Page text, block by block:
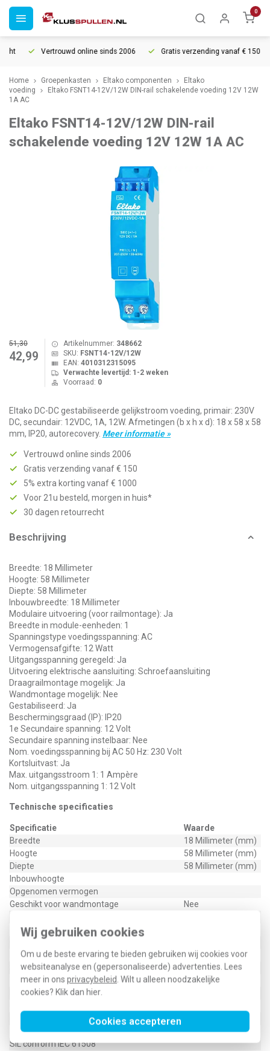
Wij gebruiken cookies
Om u de beste ervaring te bieden gebruiken wij cookies voor
websiteanalyse en (gepersonaliseerde) advertenties. Lees
meer in ons privacybeleid. Wilt u alleen noodzakelijke
cookies? Klik dan hier.
Cookies accepteren
0
Vertrouwd online sinds 2006 Gratis verzending vanaf € 150
Home Groepenkasten Eltako componenten
Eltako
voeding
Eltako FSNT14-12V/12W DIN-rail schakelende voeding 12V 12W
1A AC
Eltako FSNT14-12V/12W DIN-rail
schakelende voeding 12V 12W 1A AC
51,30
42,99
Artikelnummer: 348662
SKU: FSNT14-12V/12W
EAN: 4010312315095
Verwachte levertijd: 1-2 weken
Voorraad: 0
Eltako DC-DC gestabiliseerde gelijkstroom voeding, primair: 230V
DC, secundair: 12VDC, 1A, 12W. Afmetingen (b x h x d): 18 x 58 x 58
mm, IP20, autorecovery. Meer informatie »
Vertrouwd online sinds 2006
Gratis verzending vanaf € 150
5% extra korting vanaf € 1000
Voor 21u besteld, morgen in huis*
30 dagen retourrecht
Beschrijving
Breedte: 18 Millimeter
Hoogte: 58 Millimeter
Diepte: 58 Millimeter
Inbouwbreedte: 18 Millimeter
Modulaire uitvoering (voor railmontage): Ja
Breedte in module-eenheden: 1
Spanningstype voedingsspanning: AC
Vermogensafgifte: 12 Watt
Uitgangsspanning geregeld: Ja
Uitvoering elektrische aansluiting: Schroefaansluiting
Draagrailmontage mogelijk: Ja
Wandmontage mogelijk: Nee
Gestabiliseerd: Ja
Beschermingsgraad (IP): IP20
1e Secundaire spanning: 12 Volt
Secundaire spanning instelbaar: Nee
Nom. voedingsspanning bij AC 50 Hz: 230 Volt
Kortsluitvast: Ja
Max. uitgangsstroom 1: 1 Ampère
Nom. uitgangsspanning 1: 12 Volt
Technische specificaties
Specificatie
Waarde
Breedte
18 Millimeter (mm)
Hoogte
58 Millimeter (mm)
Diepte
58 Millimeter (mm)
Inbouwhoogte
Opgenomen vermogen
Geschikt voor wandmontage
Nee
Modulaire uitvoering (voor railmontage)
Geschikt voor veiligheidsfunctie
Breedte in module-eenheden
1
Spanningstype voedingsspanning
AC
Vermogensafgifte
12 Watt (W)
Uitgangsspanning geregeld
Geschikt voor railmontage
Wandmontage mogelijk
Nee
SIL conform IEC 61508